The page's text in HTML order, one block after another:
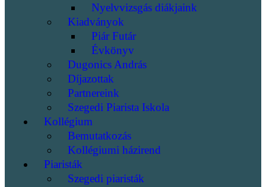
Nyelvvizsgás diákjaink
Kiadványok
Piár Futár
Évkönyv
Dugonics András
Díjazottak
Partnereink
Szegedi Piarista Iskola
Kollégium
Bemutatkozás
Kollégiumi házirend
Piaristák
Szegedi piaristák